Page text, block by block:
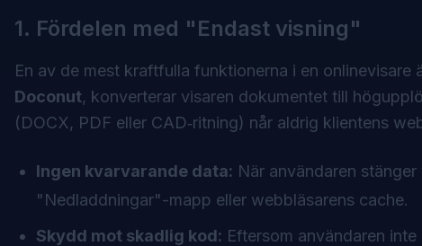
1. Fördelen med "Endast visning"
En av de mest kraftfulla funktionerna i en
Doconut, konverterar visaren dokumentet till
(DOCX, PDF eller CAD‑ritning) når aldrig klientens
Ingen kvarvarande data: När användaren
"Nedladdningar"-mapp eller webbläsarens cache.
Skydd mot skadlig kod: Eftersom användaren